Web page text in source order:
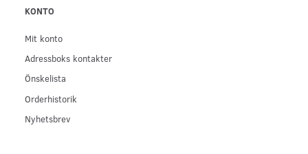
KONTO
Mit konto
Adressboks kontakter
Önskelista
Orderhistorik
Nyhetsbrev